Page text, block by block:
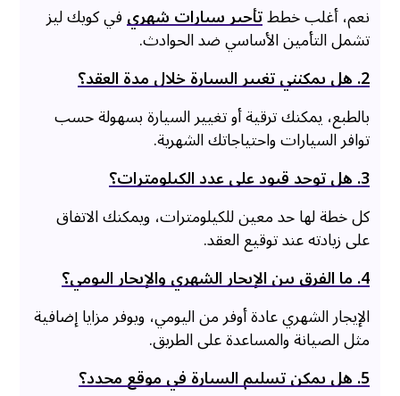
نعم، أغلب خططتأجير سيارات شهريفي كويك ليز
تشمل التأمين الأساسي ضد الحوادث.
2. هل يمكنني تغيير السيارة خلال مدة العقد؟
بالطبع، يمكنك ترقية أو تغيير السيارة بسهولة حسب
توافر السيارات واحتياجاتك الشهرية.
3. هل توجد قيود على عدد الكيلومترات؟
كل خطة لها حد معين للكيلومترات، ويمكنك الاتفاق
على زيادته عند توقيع العقد.
4. ما الفرق بين الإيجار الشهري والإيجار اليومي؟
الإيجار الشهري عادة أوفر من اليومي، ويوفر مزايا إضافية
مثل الصيانة والمساعدة على الطريق.
5. هل يمكن تسليم السيارة في موقع محدد؟